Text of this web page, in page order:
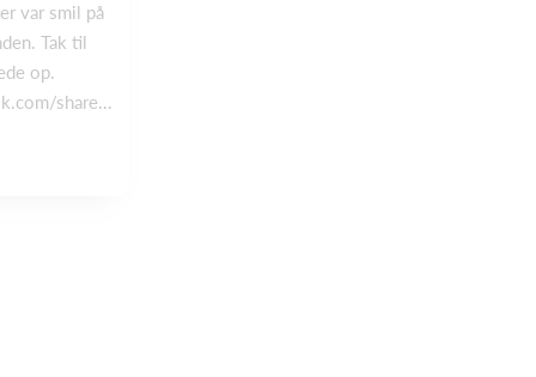
var smil på
Tak til
op.
share...